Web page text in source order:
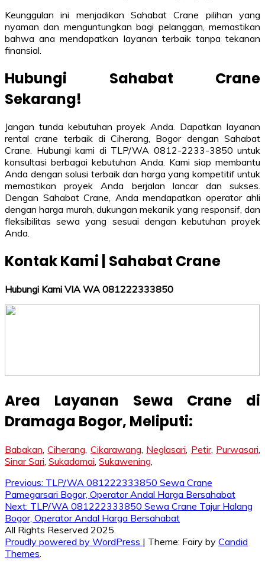
Keunggulan ini menjadikan Sahabat Crane pilihan yang
nyaman dan menguntungkan bagi pelanggan, memastikan
bahwa ana mendapatkan layanan terbaik tanpa tekanan
finansial.
Hubungi Sahabat Crane
Sekarang!
Jangan tunda kebutuhan proyek Anda. Dapatkan layanan
rental crane terbaik di Ciherang, Bogor dengan Sahabat
Crane. Hubungi kami di TLP/WA 0812-2233-3850 untuk
konsultasi berbagai kebutuhan Anda. Kami siap membantu
Anda dengan solusi terbaik dan harga yang kompetitif untuk
memastikan proyek Anda berjalan lancar dan sukses.
Dengan Sahabat Crane, Anda mendapatkan operator ahli
dengan harga murah, dukungan mekanik yang responsif, dan
fleksibilitas sewa yang sesuai dengan kebutuhan proyek
Anda.
Kontak Kami | Sahabat Crane
Hubungi Kami VIA WA 081222333850
Area Layanan Sewa Crane di
Dramaga Bogor, Meliputi:
Babakan,Ciherang, Cikarawang, Neglasari, Petir, Purwasari,
Sinar Sari, Sukadamai, Sukawening,
Post
navigation
Previous: TLP/WA 081222333850 Sewa Crane
Pamegarsari Bogor, Operator Andal Harga Bersahabat
Next: TLP/WA 081222333850 Sewa Crane Tajur Halang
Bogor, Operator Andal Harga Bersahabat
All Rights Reserved 2025.
Proudly powered by WordPress | Theme: Fairy by Candid
Themes.